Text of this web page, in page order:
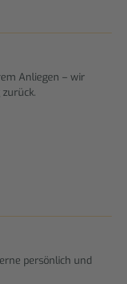
Anliegen – wir
persönlich und